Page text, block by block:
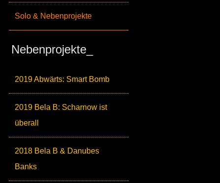
Solo & Nebenprojekte
Nebenprojekte_
2019 Abwärts: Smart Bomb
2019 Bela B: Scharnow ist
überall
2018 Bela B & Danubes
Banks